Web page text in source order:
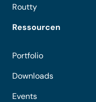
Routty
Ressourcen
Portfolio
Downloads
Events